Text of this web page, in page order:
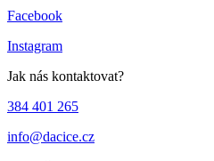
Facebook
Instagram
Jak nás kontaktovat?
384 401 265
info@dacice.cz